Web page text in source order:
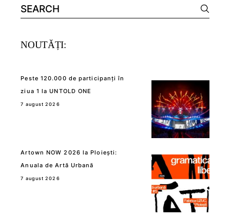
Search
for:
NOUTĂȚI:
Peste 120.000 de participanți în
ziua 1 la UNTOLD ONE
7 august 2026
Artown NOW 2026 la Ploiești:
Anuala de Artă Urbană
7 august 2026